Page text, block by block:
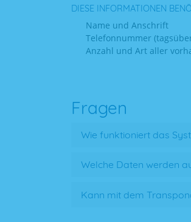
DIESE INFORMATIONEN
Name und Anschrift
Telefonnummer
Anzahl und Art aller
Fragen
Wie funktioniert das
Welche Daten werden
Kann mit dem